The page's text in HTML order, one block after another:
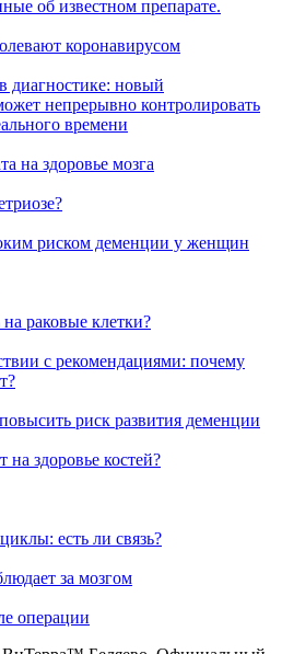
об известном препарате.
коронавирусом
диагностике: новый
непрерывно контролировать
времени
на здоровье мозга
риском деменции у женщин
раковые клетки?
с рекомендациями: почему
риск развития деменции
на здоровье костей?
есть ли связь?
за мозгом
операции